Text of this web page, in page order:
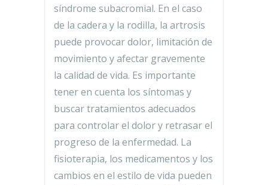
síndrome subacromial. En el caso
de la cadera y la rodilla, la artrosis
puede provocar dolor, limitación de
movimiento y afectar gravemente
la calidad de vida. Es importante
tener en cuenta los síntomas y
buscar tratamientos adecuados
para controlar el dolor y retrasar el
progreso de la enfermedad. La
fisioterapia, los medicamentos y los
cambios en el estilo de vida pueden